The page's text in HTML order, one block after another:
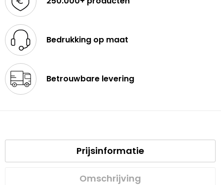
Bedrukking op maat
Betrouwbare levering
Prijsinformatie
Omschrijving